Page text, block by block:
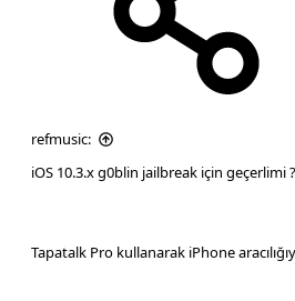
refmusic:
iOS 10.3.x g0blin jailbreak için geçerlimi ?
Tapatalk Pro kullanarak iPhone